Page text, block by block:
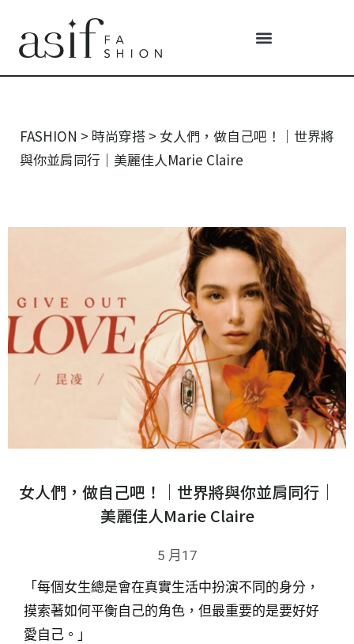
FASHION > 時尚穿搭 > 女人們，做自己吧！｜世界將
與你並肩同行｜美麗佳人Marie Claire
女人們，做自己吧！｜世界將與你並肩同行｜
美麗佳人Marie Claire
5 月17
「每個女生總是會在真實生活中扮演不同的身分，
摸索著如何平衡自己的角色，但最重要的是要好好
愛自己。」